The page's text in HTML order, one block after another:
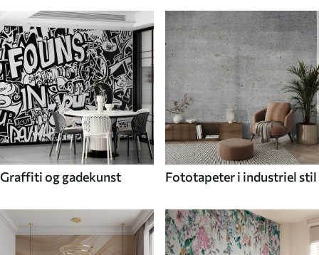
Graffiti og gadekunst Fototapeter i industriel stil